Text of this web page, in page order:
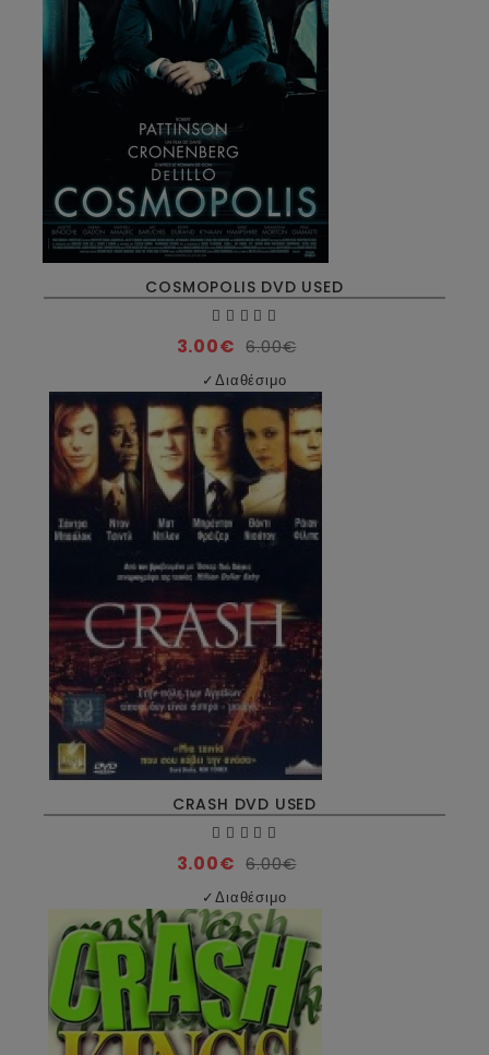
COSMOPOLIS DVD USED
3.00€ 6.00€
✓Διαθέσιμο
CRASH DVD USED
3.00€ 6.00€
✓Διαθέσιμο